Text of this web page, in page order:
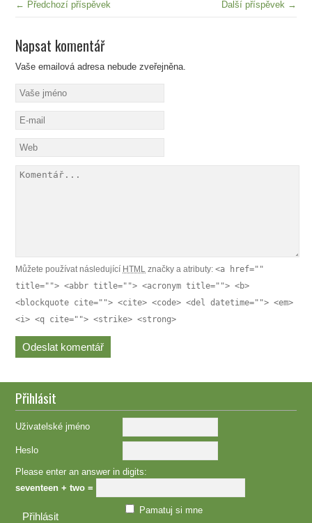
← Předchozí příspěvek Další příspěvek →
Napsat komentář
Vaše emailová adresa nebude zveřejněna.
Můžete používat následující HTML značky a atributy:<a href=""
title=""> <abbr title=""> <acronym title=""> <b>
<blockquote cite=""> <cite> <code> <del datetime=""> <em>
<i> <q cite=""> <strike> <strong>
Přihlásit
Uživatelské jméno
Heslo
Please enter an answer in digits:
seventeen + two =
Pamatuj si mne